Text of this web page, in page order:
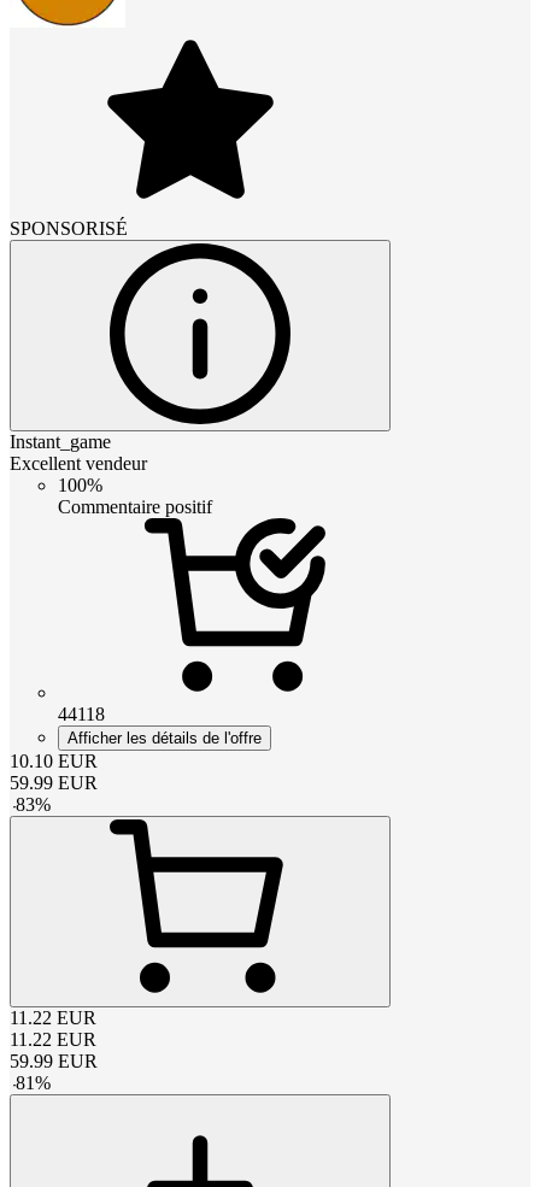
SPONSORISÉ
Instant_game
Excellent vendeur
100%
Commentaire positif
44118
Afficher les détails de l'offre
10.10 EUR
59.99 EUR
-83%
11.22 EUR
11.22 EUR
59.99 EUR
-81%